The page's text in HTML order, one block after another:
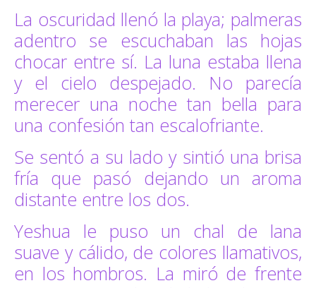
La oscuridad llenó la playa; palmeras
adentro se escuchaban las hojas
chocar entre sí. La luna estaba llena
y el cielo despejado. No parecía
merecer una noche tan bella para
una confesión tan escalofriante.
Se sentó a su lado y sintió una brisa
fría que pasó dejando un aroma
distante entre los dos.
Yeshua le puso un chal de lana
suave y cálido, de colores llamativos,
en los hombros. La miró de frente